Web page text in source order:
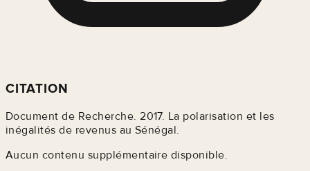
CITATION
Document de Recherche. 2017. La polarisation et les
inégalités de revenus au Sénégal.
Aucun contenu supplémentaire disponible.